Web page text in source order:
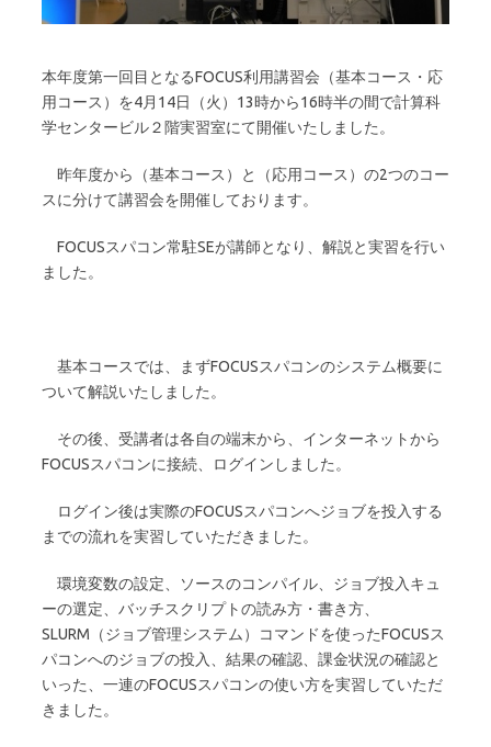
本年度第一回目となるFOCUS利用講習会（基本コース・応
用コース）を4月14日（火）13時から16時半の間で計算科
学センタービル２階実習室にて開催いたしました。
昨年度から（基本コース）と（応用コース）の2つのコー
スに分けて講習会を開催しております。
FOCUSスパコン常駐SEが講師となり、解説と実習を行い
ました。
基本コースでは、まずFOCUSスパコンのシステム概要に
ついて解説いたしました。
その後、受講者は各自の端末から、インターネットから
FOCUSスパコンに接続、ログインしました。
ログイン後は実際のFOCUSスパコンへジョブを投入する
までの流れを実習していただきました。
環境変数の設定、ソースのコンパイル、ジョブ投入キュ
ーの選定、バッチスクリプトの読み方・書き方、
SLURM（ジョブ管理システム）コマンドを使ったFOCUSス
パコンへのジョブの投入、結果の確認、課金状況の確認と
いった、一連のFOCUSスパコンの使い方を実習していただ
きました。